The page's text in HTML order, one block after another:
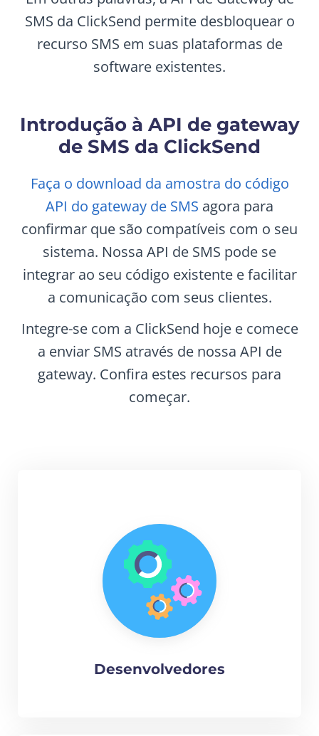
SMS da ClickSend permite desbloquear o
recurso SMS em suas plataformas de
software existentes.
Introdução à API de gateway
de SMS da ClickSend
Faça o download da amostra do código
API do gateway de SMS agora para
confirmar que são compatíveis com o seu
sistema. Nossa API de SMS pode se
integrar ao seu código existente e facilitar
a comunicação com seus clientes.
Integre-se com a ClickSend hoje e comece
a enviar SMS através de nossa API de
gateway. Confira estes recursos para
começar.
Desenvolvedores